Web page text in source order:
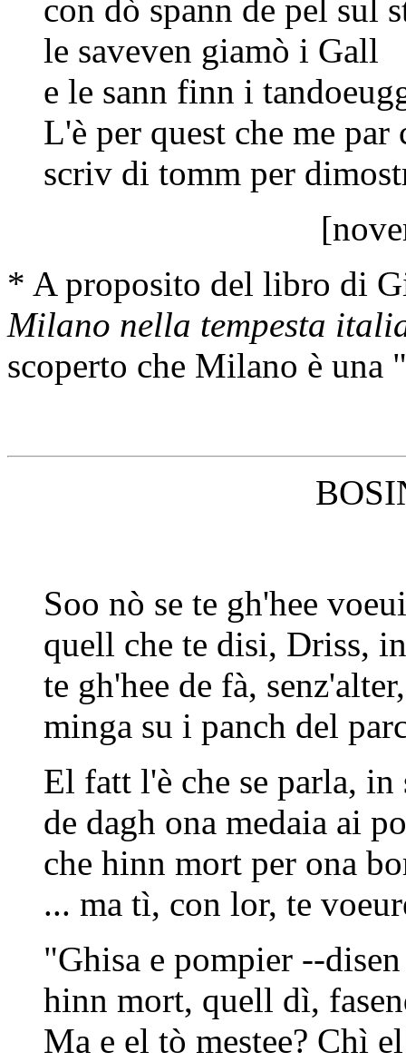
con dò spann de pel sul
le saveven giamò i Gall
e le sann finn i
L'è per quest che me par
scriv di tomm per
* A proposito del libro di
Milano nella tempesta
scoperto che Milano è una
Soo nò se te gh'hee
quell che te disi, Driss,
te gh'hee de fà,
minga su i panch del
El fatt l'è che se parla,
de dagh ona medaia ai
che hinn mort per ona
... ma tì, con lor, te
"Ghisa e pompier --
hinn mort, quell dì,
Ma e el tò mestee? Chì